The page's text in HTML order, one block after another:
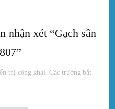
nhận xét “Gạch sân
thị công khai. Các trường bắt